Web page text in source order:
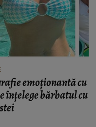
emoționantă cu
înțelege bărbatul cu